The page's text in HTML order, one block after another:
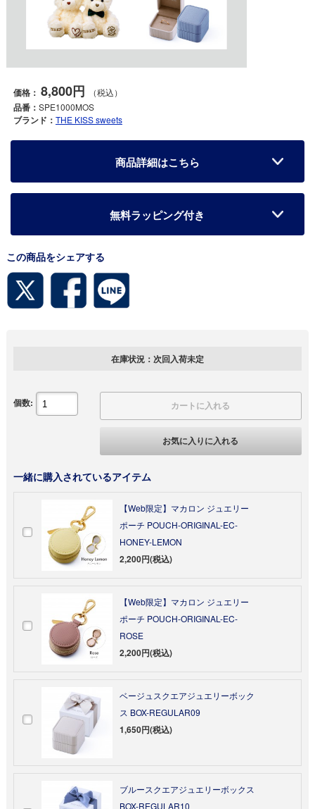
価格： 8,800円 （税込）
品番： SPE1000MOS
ブランド： THE KISS sweets
商品詳細はこちら
無料ラッピング付き
この商品をシェアする
在庫状況：次回入荷未定
個数: カートに入れる
お気に入りに入れる
一緒に購入されているアイテム
【Web限定】マカロン ジュエリー
ポーチ POUCH-ORIGINAL-EC-
HONEY-LEMON
2,200円(税込)
【Web限定】マカロン ジュエリー
ポーチ POUCH-ORIGINAL-EC-
ROSE
2,200円(税込)
ベージュスクエアジュエリーボック
ス BOX-REGULAR09
1,650円(税込)
ブルースクエアジュエリーボックス
BOX-REGULAR10